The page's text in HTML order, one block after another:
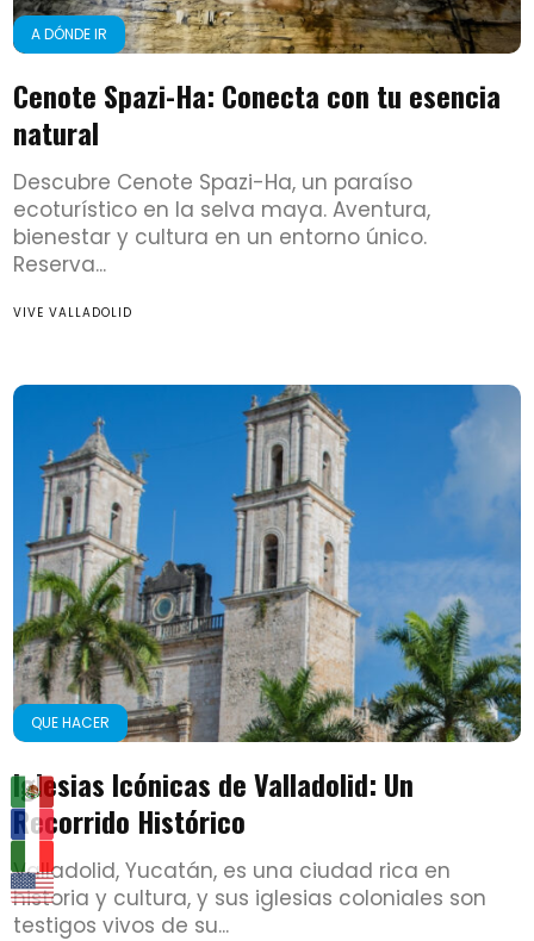
A DÓNDE IR
Cenote Spazi-Ha: Conecta con tu esencia
natural
Descubre Cenote Spazi-Ha, un paraíso
ecoturístico en la selva maya. Aventura,
bienestar y cultura en un entorno único.
Reserva...
VIVE VALLADOLID
QUE HACER
Iglesias Icónicas de Valladolid: Un
Recorrido Histórico
Valladolid, Yucatán, es una ciudad rica en
historia y cultura, y sus iglesias coloniales son
testigos vivos de su...